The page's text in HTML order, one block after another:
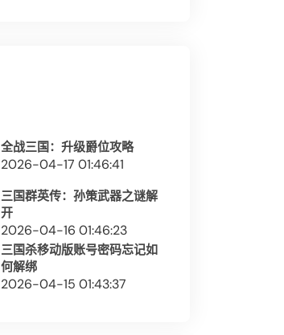
全战三国：升级爵位攻略
2026-04-17 01:46:41
三国群英传：孙策武器之谜解
开
2026-04-16 01:46:23
三国杀移动版账号密码忘记如
何解绑
2026-04-15 01:43:37